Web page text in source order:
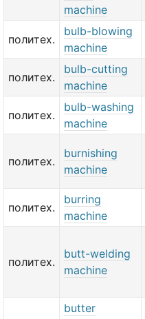
machine
политех.
bulb-blowing
machine
политех.
bulb-cutting
machine
политех.
bulb-washing
machine
политех.
burnishing
machine
политех.
burring
machine
политех.
butt-welding
machine
butter